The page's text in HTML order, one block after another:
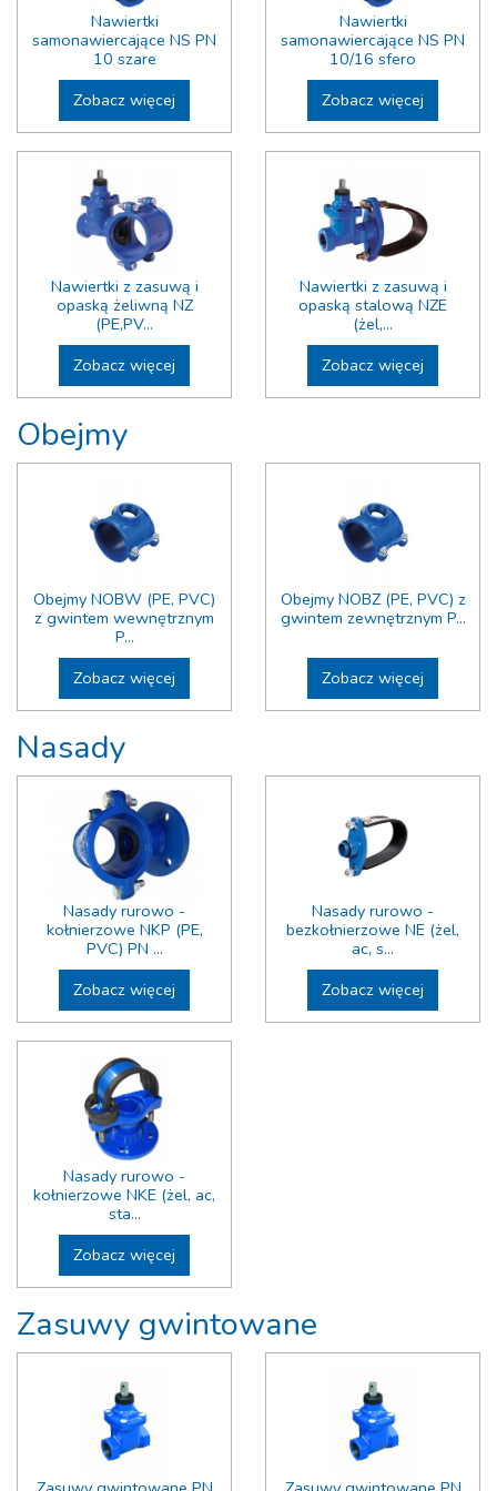
DN 160
DN 175
DN 200
DN 225
DN 300
Nawiertki
samonawiercające NS PN
10 szare
Zobacz więcej
Nawiertki
samonawiercające NS PN
10/16 sfero
Zobacz więcej
Nawiertki z zasuwą i
opaską żeliwną NZ
(PE,PV...
Zobacz więcej
Nawiertki z zasuwą i
opaską stalową NZE
(żel,...
Zobacz więcej
Obejmy
Obejmy NOBW (PE, PVC)
z gwintem wewnętrznym
P...
Zobacz więcej
Obejmy NOBZ (PE, PVC) z
gwintem zewnętrznym P...
Zobacz więcej
Nasady
Nasady rurowo -
kołnierzowe NKP (PE,
PVC) PN ...
Zobacz więcej
Nasady rurowo -
bezkołnierzowe NE (żel,
ac, s...
Zobacz więcej
Nasady rurowo -
kołnierzowe NKE (żel, ac,
sta...
Zobacz więcej
Zasuwy gwintowane